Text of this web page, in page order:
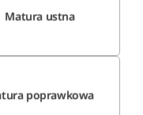
Matura ustna
poprawkowa